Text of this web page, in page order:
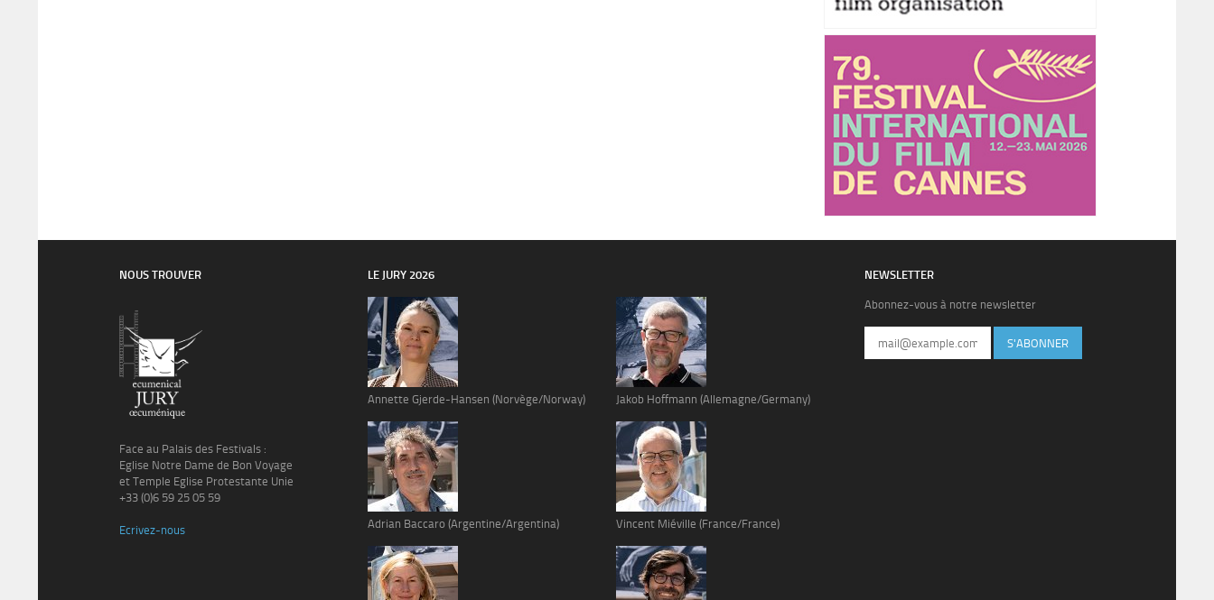
NOUS TROUVER
Face au Palais des Festivals :
Eglise Notre Dame de Bon Voyage
et Temple Eglise Protestante Unie
+33 (0)6 59 25 05 59
Ecrivez-nous
LE JURY 2026
Annette Gjerde-Hansen (Norvège/Norway)
Adrian Baccaro (Argentine/Argentina)
Jakob Hoffmann (Allemagne/Germany)
Vincent Miéville (France/France)
NEWSLETTER
Abonnez-vous à notre newsletter
S'ABONNER